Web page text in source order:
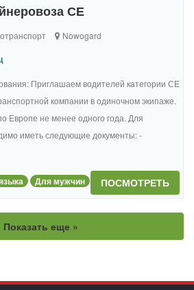
СЕ
Nowogard
Приглашаем водителей категории СЕ
компании в одиночном экипаже.
Европе не менее одного года. Для
иметь следующие документы: -
Для мужчин ПОСМОТРЕТЬ
Показать еще »